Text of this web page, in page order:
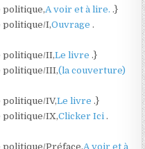
politique,A voir et à lire..}
politique/I,Ouvrage.
politique/II,Le livre.}
politique/III,(la couverture)
politique/IV,Le livre.}
politique/IX,Clicker Ici.
politique/Préface,A voir et à